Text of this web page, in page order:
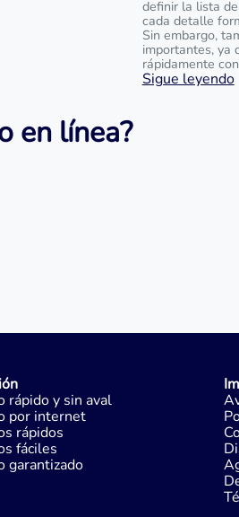
definir la lista
cada detalle
Sin embargo,
importantes, ya
rápidamente
Sigue leyendo
en línea?
rápido y sin aval
por internet
rápidos
fáciles
garantizado